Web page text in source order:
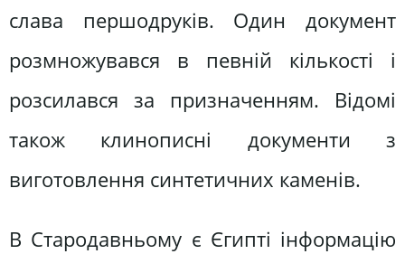
слава першодруків. Один документ
розмножувався в певній кількості і
розсилався за призначенням. Відомі
також клинописні документи з
виготовлення синтетичних каменів.
В Стародавньому є Єгипті інформацію